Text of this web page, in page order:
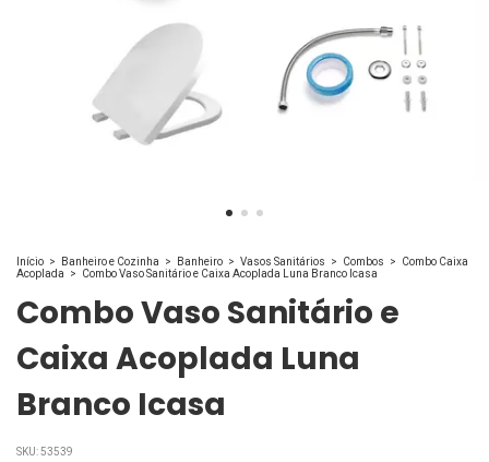
Início > Banheiro e Cozinha > Banheiro > Vasos Sanitários > Combos >
Combo Caixa
Acoplada
> Combo Vaso Sanitário e Caixa Acoplada Luna Branco Icasa
Combo Vaso Sanitário e
Caixa Acoplada Luna
Branco Icasa
SKU:53539